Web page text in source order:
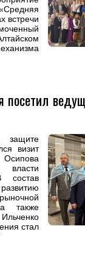
встречи
посетил
визит
состав
также
стал